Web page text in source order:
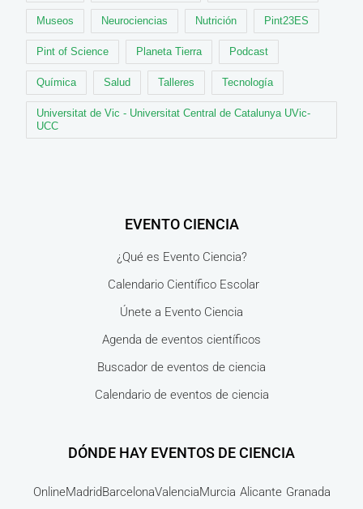
Museos Neurociencias Nutrición Pint23ES
Pint of Science Planeta Tierra Podcast
Química Salud Talleres Tecnología
Universitat de Vic - Universitat Central de Catalunya UVic-
UCC
EVENTO CIENCIA
¿Qué es Evento Ciencia?
Calendario Científico Escolar
Únete a Evento Ciencia
Agenda de eventos científicos
Buscador de eventos de ciencia
Calendario de eventos de ciencia
DÓNDE HAY EVENTOS DE CIENCIA
OnlineMadridBarcelonaValenciaMurcia Alicante Granada